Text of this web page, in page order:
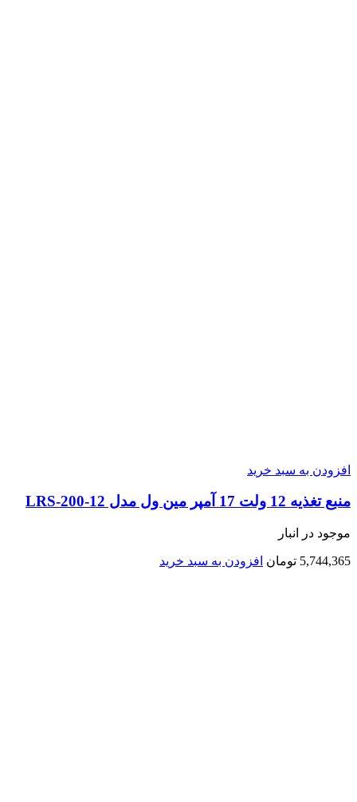
افزودن به سبد خرید
منبع تغذیه 12 ولت 17 آمپر مین ول مدل LRS-200-12
موجود در انبار
5,744,365 تومان افزودن به سبد خرید